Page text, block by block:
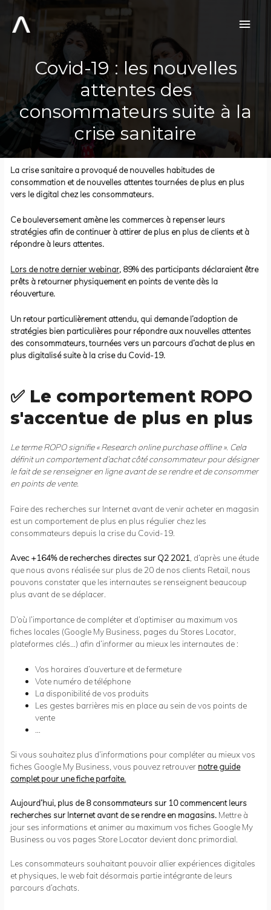
contenu
Covid-19 : les nouvelles
attentes des
consommateurs suite à la
crise sanitaire
La crise sanitaire a provoqué de nouvelles habitudes de
consommation et de nouvelles attentes tournées de plus en plus
vers le digital chez les consommateurs.
Ce bouleversement amène les commerces à repenser leurs
stratégies afin de continuer à attirer de plus en plus de clients et à
répondre à leurs attentes.
Lors de notre dernier webinar, 89% des participants déclaraient être
prêts à retourner physiquement en points de vente dès la
réouverture.
Un retour particulièrement attendu, qui demande l’adoption de
stratégies bien particulières pour répondre aux nouvelles attentes
des consommateurs, tournées vers un parcours d’achat de plus en
plus digitalisé suite à la crise du Covid-19.
✅ Le comportement ROPO
s'accentue de plus en plus
Le terme ROPO signifie « Research online purchase offline ». Cela
définit un comportement d’achat côté consommateur pour désigner
le fait de se renseigner en ligne avant de se rendre et de consommer
en points de vente.
Faire des recherches sur Internet avant de venir acheter en magasin
est un comportement de plus en plus régulier chez les
consommateurs depuis la crise du Covid-19.
Avec +164% de recherches directes sur Q2 2021 , d’après une étude
que nous avons réalisée sur plus de 20 de nos clients Retail, nous
pouvons constater que les internautes se renseignent beaucoup
plus avant de se déplacer.
D’où l’importance de compléter et d’optimiser au maximum vos
fiches locales (Google My Business, pages du Stores Locator,
plateformes clés…) afin d’informer au mieux les internautes de :
Vos horaires d’ouverture et de fermeture
Vote numéro de téléphone
La disponibilité de vos produits
Les gestes barrières mis en place au sein de vos points de
vente
Si vous souhaitez plus d’informations pour compléter au mieux vos
fiches Google My Business, vous pouvez retrouver notre guide
complet pour une fiche parfaite.
Aujourd’hui, plus de 8 consommateurs sur 10 commencent leurs
recherches sur Internet avant de se rendre en magasins. Mettre à
jour ses informations et animer au maximum vos fiches Google My
Business ou vos pages Store Locator devient donc primordial.
Les consommateurs souhaitant pouvoir allier expériences digitales
et physiques, le web fait désormais partie intégrante de leurs
parcours d’achats.